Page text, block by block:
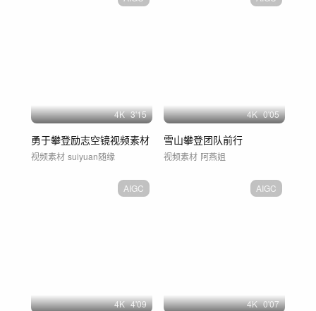
4K 3'15
勇于攀登励志空镜视频素材
视频素材 suiyuan随缘
4K 0'05
雪山攀登团队前行
视频素材 阿燕姐
AIGC
4K 4'09
AIGC
4K 0'07